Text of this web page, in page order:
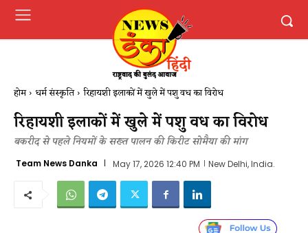
होम धर्म संस्कृति रिहायशी इलाकों में खुले में पशु वध का विरोध
रिहायशी इलाकों में खुले में पशु वध का विरोध
बकरीद से पहले नियमों के सख्त पालन की किरीट सोमैया की मांग
Team News Danka May 17, 2026 12:40 PM New Delhi, India.